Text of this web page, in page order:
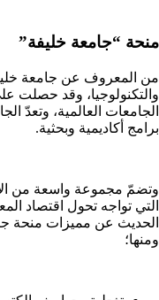
منحة “جامعة خليفة”
من المعروف عن جامعة
والتكنولوجيا، وقد حصلت
الجامعات العالمية، وتعدّ
برامج أكاديمية وبحثية.
وتضمّ مجموعة واسعة من
التي تواجه تحول اقتصاد
الحديث عن مميزات منحة
ومنها؛